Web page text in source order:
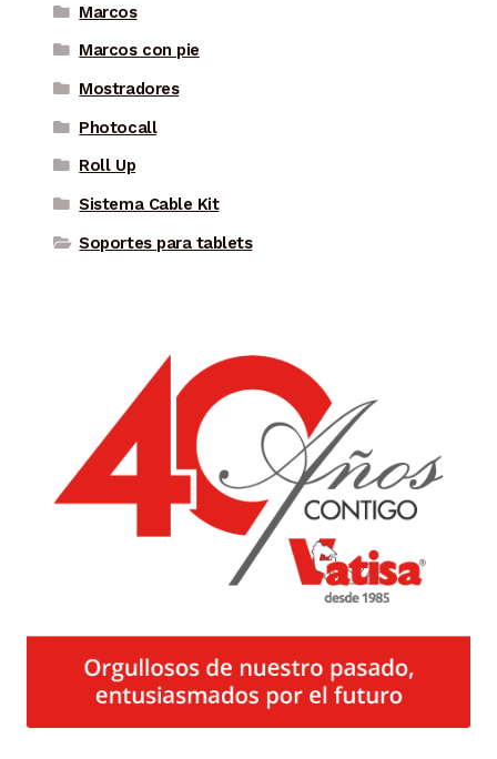
Marcos
Marcos con pie
Mostradores
Photocall
Roll Up
Sistema Cable Kit
Soportes para tablets